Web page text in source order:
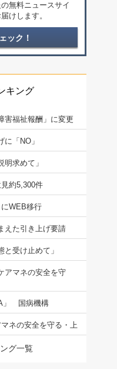
無料ニュースサイ
けします。
ック！
キング
害福祉報酬」に変更
「NO」
求めて」
約5,300件
WEB移行
えた引き上げ要請
受け止めて」
アマネの安全を守
」 国病機構
ネの安全を守る・上
グ一覧